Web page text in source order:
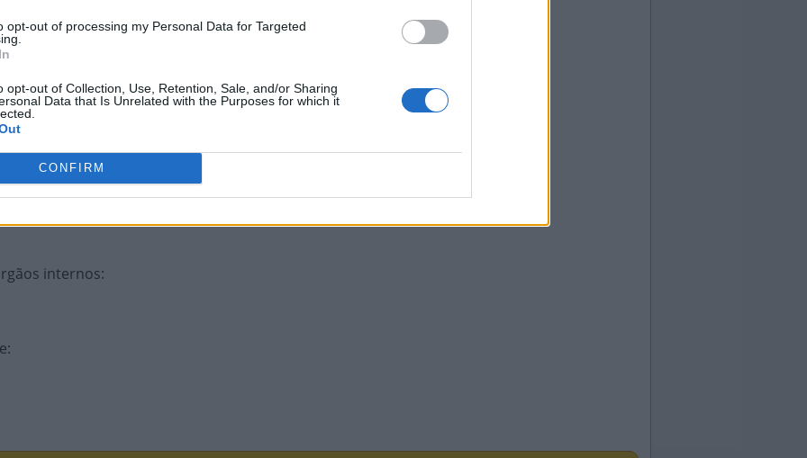
opt-out of processing my Personal Data for Targeted
opt-out of Collection, Use, Retention, Sale, and/or Sharing
Data that Is Unrelated with the Purposes for which it
CONFIRM
:
internos:
: